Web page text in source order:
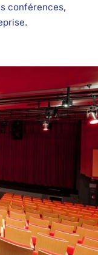
conférences,